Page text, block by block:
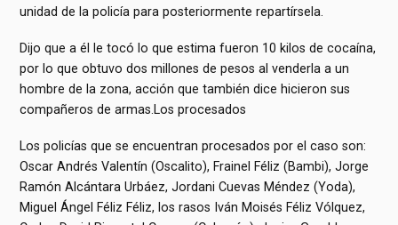
unidad de la policía para posteriormente repartírsela.
Dijo que a él le tocó lo que estima fueron 10 kilos de cocaína,
por lo que obtuvo dos millones de pesos al venderla a un
hombre de la zona, acción que también dice hicieron sus
compañeros de armas.Los procesados
Los policías que se encuentran procesados por el caso son:
Oscar Andrés Valentín (Oscalito), Frainel Féliz (Bambi), Jorge
Ramón Alcántara Urbáez, Jordani Cuevas Méndez (Yoda),
Miguel Ángel Féliz Féliz, los rasos Iván Moisés Féliz Vólquez,